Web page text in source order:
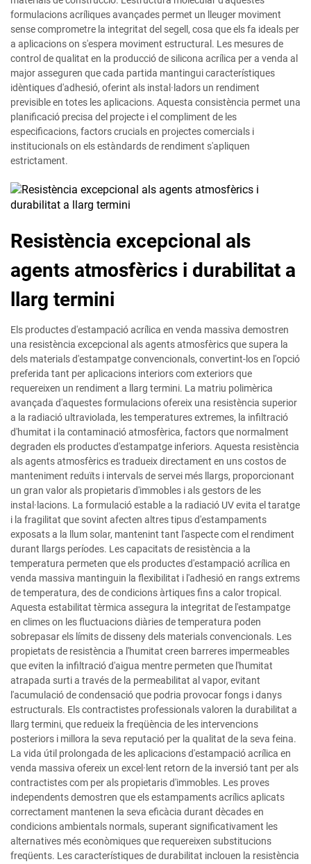
formulacions acríliques avançades permet un lleuger moviment
sense comprometre la integritat del segell, cosa que els fa ideals per
a aplicacions on s'espera moviment estructural. Les mesures de
control de qualitat en la producció de silicona acrílica per a venda al
major asseguren que cada partida mantingui característiques
idèntiques d'adhesió, oferint als instal·ladors un rendiment
previsible en totes les aplicacions. Aquesta consistència permet una
planificació precisa del projecte i el compliment de les
especificacions, factors crucials en projectes comercials i
institucionals on els estàndards de rendiment s'apliquen
estrictament.
Resistència excepcional als
agents atmosfèrics i durabilitat a
llarg termini
Els productes d'estampació acrílica en venda massiva demostren
una resistència excepcional als agents atmosfèrics que supera la
dels materials d'estampatge convencionals, convertint-los en l'opció
preferida tant per aplicacions interiors com exteriors que
requereixen un rendiment a llarg termini. La matriu polimèrica
avançada d'aquestes formulacions ofereix una resistència superior
a la radiació ultraviolada, les temperatures extremes, la infiltració
d'humitat i la contaminació atmosfèrica, factors que normalment
degraden els productes d'estampatge inferiors. Aquesta resistència
als agents atmosfèrics es tradueix directament en uns costos de
manteniment reduïts i intervals de servei més llargs, proporcionant
un gran valor als propietaris d'immobles i als gestors de les
instal·lacions. La formulació estable a la radiació UV evita el taratge
i la fragilitat que sovint afecten altres tipus d'estampaments
exposats a la llum solar, mantenint tant l'aspecte com el rendiment
durant llargs períodes. Les capacitats de resistència a la
temperatura permeten que els productes d'estampació acrílica en
venda massiva mantinguin la flexibilitat i l'adhesió en rangs extrems
de temperatura, des de condicions àrtiques fins a calor tropical.
Aquesta estabilitat tèrmica assegura la integritat de l'estampatge
en climes on les fluctuacions diàries de temperatura poden
sobrepasar els límits de disseny dels materials convencionals. Les
propietats de resistència a l'humitat creen barreres impermeables
que eviten la infiltració d'aigua mentre permeten que l'humitat
atrapada surti a través de la permeabilitat al vapor, evitant
l'acumulació de condensació que podria provocar fongs i danys
estructurals. Els contractistes professionals valoren la durabilitat a
llarg termini, que redueix la freqüència de les intervencions
posteriors i millora la seva reputació per la qualitat de la seva feina.
La vida útil prolongada de les aplicacions d'estampació acrílica en
venda massiva ofereix un excel·lent retorn de la inversió tant per als
contractistes com per als propietaris d'immobles. Les proves
independents demostren que els estampaments acrílics aplicats
correctament mantenen la seva eficàcia durant dècades en
condicions ambientals normals, superant significativament les
alternatives més econòmiques que requereixen substitucions
freqüents. Les característiques de durabilitat inclouen la resistència